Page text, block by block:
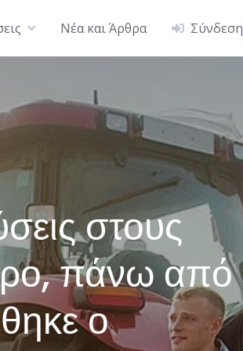
Νέα και Άρθρα Σύνδεση
στους
πάνω από
ο